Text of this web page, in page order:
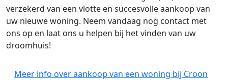
verzekerd van een vlotte en succesvolle aankoop van
uw nieuwe woning. Neem vandaag nog contact met
ons op en laat ons u helpen bij het vinden van uw
droomhuis!
Meer info over aankoop van een woning bij Croon